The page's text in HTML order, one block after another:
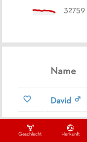
Geschlecht Herkunft
32759
Name
David
Diana